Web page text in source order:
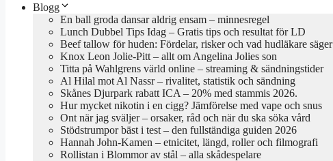
Blogg
En ball groda dansar aldrig ensam – minnesregel
Lunch Dubbel Tips Idag – Gratis tips och resultat för LD
Beef tallow för huden: Fördelar, risker och vad hudläkare säger
Knox Leon Jolie-Pitt – allt om Angelina Jolies son
Titta på Wahlgrens värld online – streaming & sändningstider
Al Hilal mot Al Nassr – rivalitet, statistik och sändning
Skånes Djurpark rabatt ICA – 20% med stammis 2026.
Hur mycket nikotin i en cigg? Jämförelse med vape och snus
Ont när jag sväljer – orsaker, råd och när du ska söka vård
Stödstrumpor bäst i test – den fullständiga guiden 2026
Hannah John-Kamen – etnicitet, längd, roller och filmografi
Rollistan i Blommor av stål – alla skådespelare